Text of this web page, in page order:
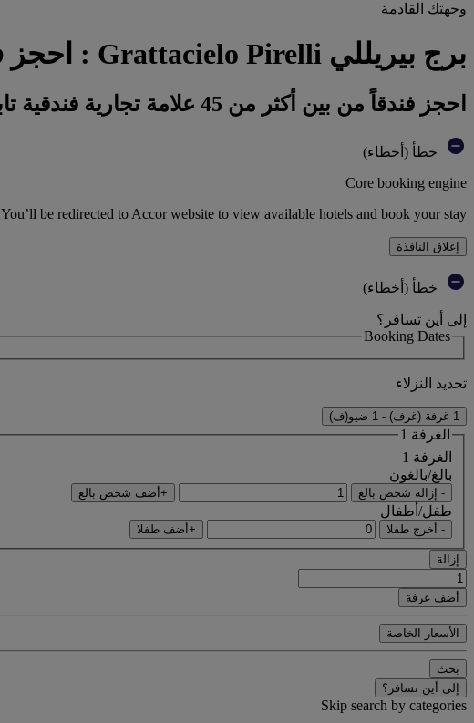
وجهتك القادمة
برج بيريللي Grattacielo Pirelli : احجز فندقك
احجز فندقاً من بين أكثر من 45 علامة تجارية فندقية تابعة لمجموعة أكور
خطأ (أخطاء)
Core booking engine
You’ll be redirected to Accor website to view available hotels and book your stay
إغلاق النافذة
خطأ (أخطاء)
إلى أين تسافر؟
Booking Dates
تحديد النزلاء
1 غرفة (غرف) - 1 ضيو(ف)
الغرفة 1
الغرفة 1
بالغ/بالغون
- إزالة شخص بالغ +أضف شخص بالغ
طفل/أطفال
- أخرج طفلا +أضف طفلا
إزالة
أضف غرفة
الأسعار الخاصة
بحث
إلى أين تسافر؟
Skip search by categories